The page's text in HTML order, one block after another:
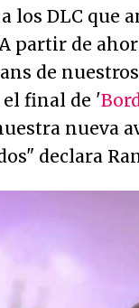
los DLC que
partir de
de
el final de '
nueva
declara